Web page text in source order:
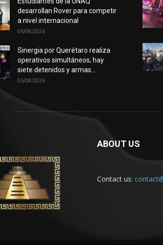
desarrollan Rover para competir
a nivel internacional
05/08/2026
Sinergia por Querétaro realiza
operativos simultáneos; hay
siete detenidos y armas...
05/08/2026
ABOUT US
Contact us: